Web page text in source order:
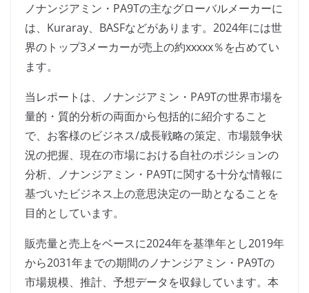
ノナンジアミン・PA9Tの主なグローバルメーカーに
は、Kuraray、BASFなどがあります。2024年には世
界のトップ3メーカーが売上の約xxxxx％を占めてい
ます。
当レポートは、ノナンジアミン・PA9Tの世界市場を
量的・質的分析の両面から包括的に紹介すること
で、お客様のビジネス/成長戦略の策定、市場競争状
況の把握、現在の市場における自社のポジションの
分析、ノナンジアミン・PA9Tに関する十分な情報に
基づいたビジネス上の意思決定の一助となることを
目的としています。
販売量と売上をベースに2024年を基準年とし2019年
から2031年までの期間のノナンジアミン・PA9Tの
市場規模、推計、予想データを収録しています。本